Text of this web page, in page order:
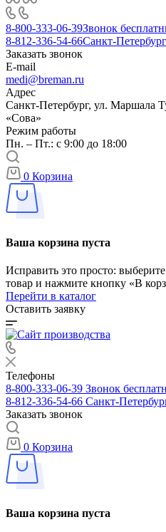
8-800-333-06-39Звонок
8-812-336-54-66Санкт-Петербург
Заказать звонок
E-mail
medi@breman.ru
Адрес
Санкт-Петербург, ул. Маршала
«Сова»
Режим работы
Пн. – Пт.: с 9:00 до 18:00
0 Корзина
Ваша корзина пуста
Исправить это просто:
товар и нажмите кнопку «В
Перейти в каталог
Оставить заявку
Телефоны
8-800-333-06-39 Звонок
8-812-336-54-66 Санкт-
Заказать звонок
0 Корзина
Ваша корзина пуста